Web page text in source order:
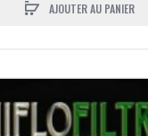
AJOUTER AU PANIER